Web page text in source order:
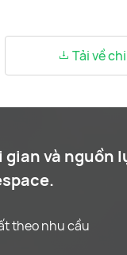
Tải về
và nguồn
theo nhu cầu